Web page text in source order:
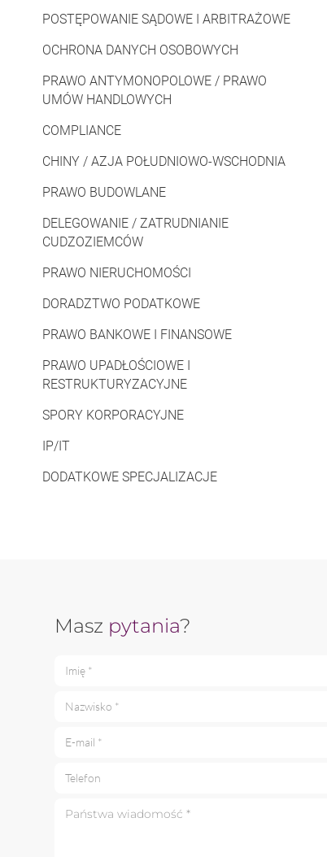
POSTĘPOWANIE SĄDOWE I ARBITRAŻOWE
OCHRONA DANYCH OSOBOWYCH
PRAWO ANTYMONOPOLOWE / PRAWO
UMÓW HANDLOWYCH
COMPLIANCE
CHINY / AZJA POŁUDNIOWO-WSCHODNIA
PRAWO BUDOWLANE
DELEGOWANIE / ZATRUDNIANIE
CUDZOZIEMCÓW
PRAWO NIERUCHOMOŚCI
DORADZTWO PODATKOWE
PRAWO BANKOWE I FINANSOWE
PRAWO UPADŁOŚCIOWE I
RESTRUKTURYZACYJNE
SPORY KORPORACYJNE
IP/IT
DODATKOWE SPECJALIZACJE
Masz pytania?
Imię *
Nazwisko *
E-mail *
Telefon